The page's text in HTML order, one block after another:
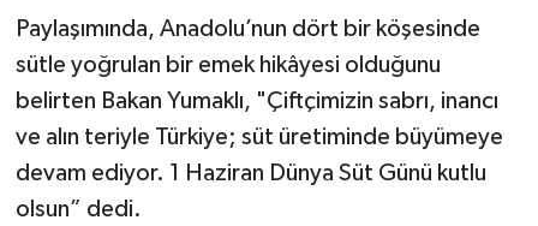
Paylaşımında, Anadolu’nun dört bir köşesinde
sütle yoğrulan bir emek hikâyesi olduğunu
belirten Bakan Yumaklı, "Çiftçimizin sabrı, inancı
ve alın teriyle Türkiye; süt üretiminde büyümeye
devam ediyor. 1 Haziran Dünya Süt Günü kutlu
olsun” dedi.